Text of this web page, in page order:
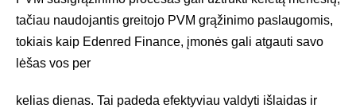
tačiau naudojantis greitojo PVM grąžinimo paslaugomis,
tokiais kaip Edenred Finance, įmonės gali atgauti savo
lėšas vos per
kelias dienas. Tai padeda efektyviau valdyti išlaidas ir